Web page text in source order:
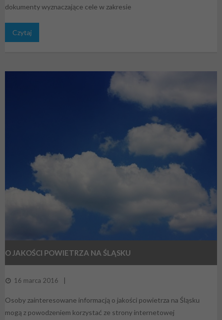
dokumenty wyznaczające cele w zakresie
Czytaj
O JAKOŚCI POWIETRZA NA ŚLĄSKU
16 marca 2016
Osoby zainteresowane informacją o jakości powietrza na Śląsku
mogą z powodzeniem korzystać ze strony internetowej